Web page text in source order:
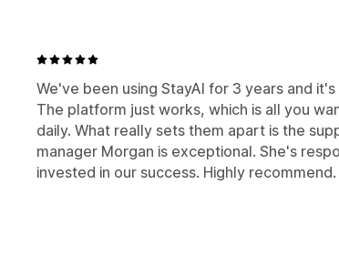
We've been using StayAI for 3 years and
The platform just works, which is all you
daily. What really sets them apart is the
manager Morgan is exceptional. She's
invested in our success. Highly recommend.